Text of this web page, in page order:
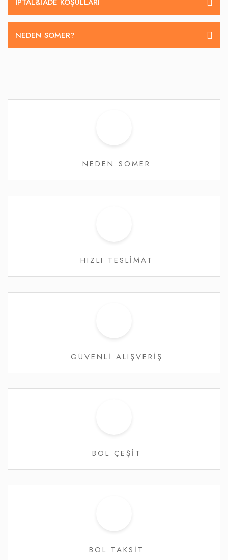
NEDEN SOMER?
NEDEN SOMER
HIZLI TESLİMAT
GÜVENLİ ALIŞVERİŞ
BOL ÇEŞİT
BOL TAKSİT